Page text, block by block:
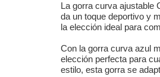
La gorra curva ajustable
da un toque deportivo y
la elección ideal para
Con la gorra curva azul
elección perfecta para
estilo, esta gorra se